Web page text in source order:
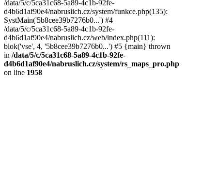
/data/5/c/5ca31c68-5a89-4c1b-92fe-
d4b6d1af90e4/nabruslich.cz/system/funkce.php(135):
SystMain('5b8cee39b7276b0...') #4
/data/5/c/5ca31c68-5a89-4c1b-92fe-
d4b6d1af90e4/nabruslich.cz/web/index.php(111):
blok('vse', 4, '5b8cee39b7276b0...') #5 {main} thrown
in /data/5/c/5ca31c68-5a89-4c1b-92fe-
d4b6d1af90e4/nabruslich.cz/system/rs_maps_pro.php
on line 1958